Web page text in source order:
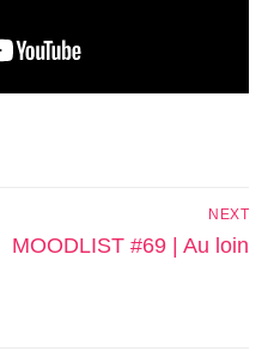
NEXT
Next
MOODLIST #69 | Au loin